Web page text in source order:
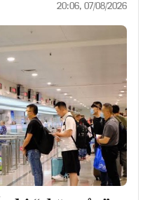
20:06, 07/08/2026